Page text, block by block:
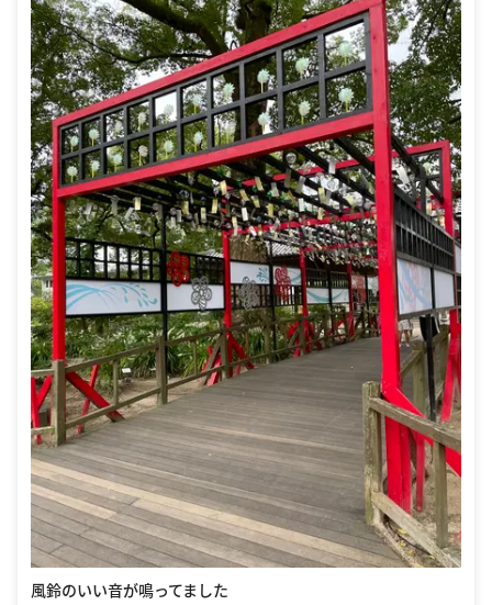
風鈴のいい音が鳴ってました